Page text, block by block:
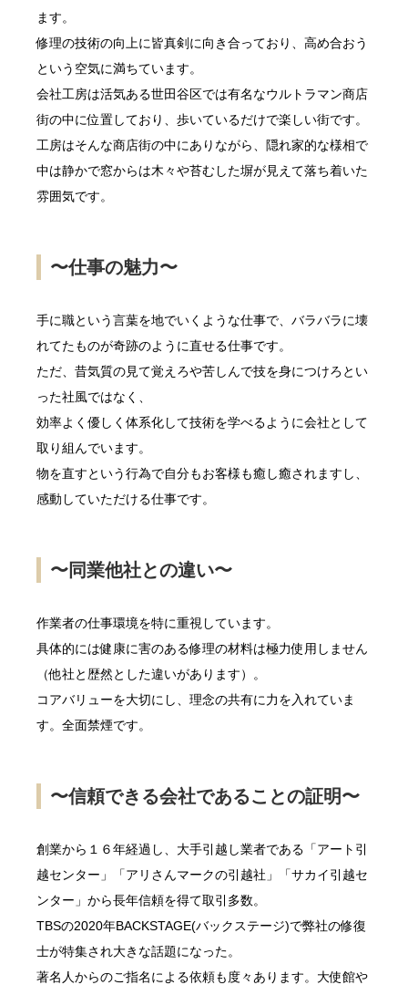
ます。
修理の技術の向上に皆真剣に向き合っており、高め合おう
という空気に満ちています。
会社工房は活気ある世田谷区では有名なウルトラマン商店
街の中に位置しており、歩いているだけで楽しい街です。
工房はそんな商店街の中にありながら、隠れ家的な様相で
中は静かで窓からは木々や苔むした塀が見えて落ち着いた
雰囲気です。
〜仕事の魅力〜
手に職という言葉を地でいくような仕事で、バラバラに壊
れてたものが奇跡のように直せる仕事です。
ただ、昔気質の見て覚えろや苦しんで技を身につけろとい
った社風ではなく、
効率よく優しく体系化して技術を学べるように会社として
取り組んでいます。
物を直すという行為で自分もお客様も癒し癒されますし、
感動していただける仕事です。
〜同業他社との違い〜
作業者の仕事環境を特に重視しています。
具体的には健康に害のある修理の材料は極力使用しません
（他社と歴然とした違いがあります）。
コアバリューを大切にし、理念の共有に力を入れていま
す。全面禁煙です。
〜信頼できる会社であることの証明〜
創業から１６年経過し、大手引越し業者である「アート引
越センター」「アリさんマークの引越社」「サカイ引越セ
ンター」から長年信頼を得て取引多数。
TBSの2020年BACKSTAGE(バックステージ)で弊社の修復
士が特集され大きな話題になった。
著名人からのご指名による依頼も度々あります。大使館や